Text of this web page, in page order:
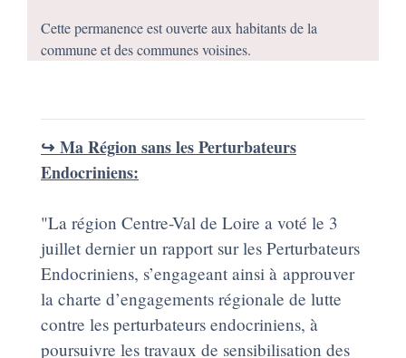
Cette permanence est ouverte aux habitants de la
commune et des communes voisines.
↪️ Ma Région sans les Perturbateurs
Endocriniens:
"La région Centre-Val de Loire a voté le 3
juillet dernier un rapport sur les Perturbateurs
Endocriniens, s’engageant ainsi à approuver
la charte d’engagements régionale de lutte
contre les perturbateurs endocriniens, à
poursuivre les travaux de sensibilisation des